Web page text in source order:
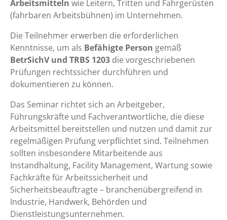
Arbeitsmitteln wie Leitern, Tritten und Fahrgerüsten
(fahrbaren Arbeitsbühnen) im Unternehmen.
Die Teilnehmer erwerben die erforderlichen
Kenntnisse, um als Befähigte Person gemäß
BetrSichV und TRBS 1203 die vorgeschriebenen
Prüfungen rechtssicher durchführen und
dokumentieren zu können.
Das Seminar richtet sich an Arbeitgeber,
Führungskräfte und Fachverantwortliche, die diese
Arbeitsmittel bereitstellen und nutzen und damit zur
regelmäßigen Prüfung verpflichtet sind. Teilnehmen
sollten insbesondere Mitarbeitende aus
Instandhaltung, Facility Management, Wartung sowie
Fachkräfte für Arbeitssicherheit und
Sicherheitsbeauftragte – branchenübergreifend in
Industrie, Handwerk, Behörden und
Dienstleistungsunternehmen.